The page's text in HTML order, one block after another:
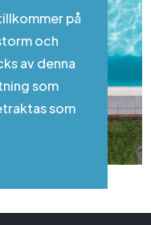
på
och
av denna
som
som